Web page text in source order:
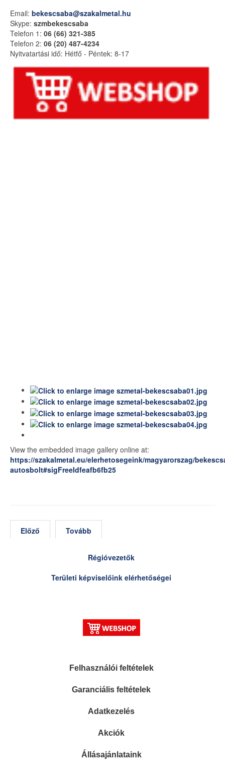
Email: bekescsaba@szakalmetal.hu
Skype: szmbekescsaba
Telefon 1: 06 (66) 321-385
Telefon 2: 06 (20) 487-4234
Nyitvatartási idő: Hétfő - Péntek: 8-17
View the embedded image gallery online at:
https://szakalmetal.eu/elerhetosegeink/magyarorszag/
autosbolt#sigFreeIdfeafb6fb25
Előző Tovább
Régióvezetők
Területi képviselőink elérhetőségei
Felhasználói feltételek
Garanciális feltételek
Adatkezelés
Akciók
Állásajánlataink